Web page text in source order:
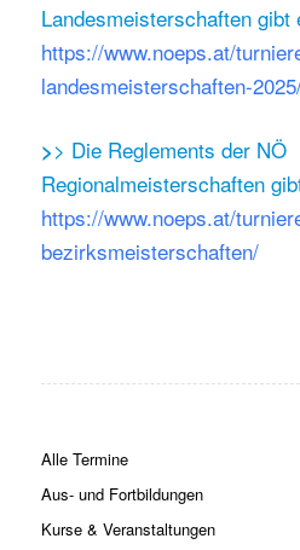
Landesmeisterschaften gibt
https://www.noeps.at/
landesmeisterschaften-
>> Die Reglements der NÖ
Regionalmeisterschaften
https://www.noeps.at/
bezirksmeisterschaften/
Alle Termine
Aus- und Fortbildungen
Kurse & Veranstaltungen